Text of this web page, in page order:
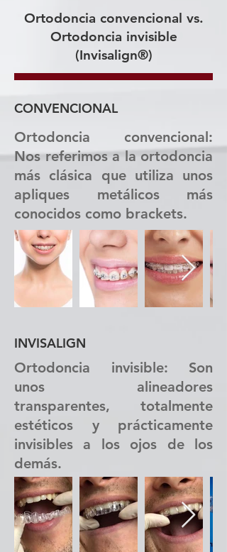
Ortodoncia convencional vs.
Ortodoncia invisible
(Invisalign®)
CONVENCIONAL
Ortodoncia convencional:
Nos referimos a la ortodoncia
más clásica que utiliza unos
apliques metálicos más
conocidos como brackets.
INVISALIGN
Ortodoncia invisible: Son
unos alineadores
transparentes, totalmente
estéticos y prácticamente
invisibles a los ojos de los
demás.